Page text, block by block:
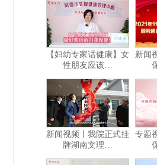
【妇幼专家话健康】女
性朋友应该…
新闻
新闻视频┃我院正式挂
牌湖南文理…
专题